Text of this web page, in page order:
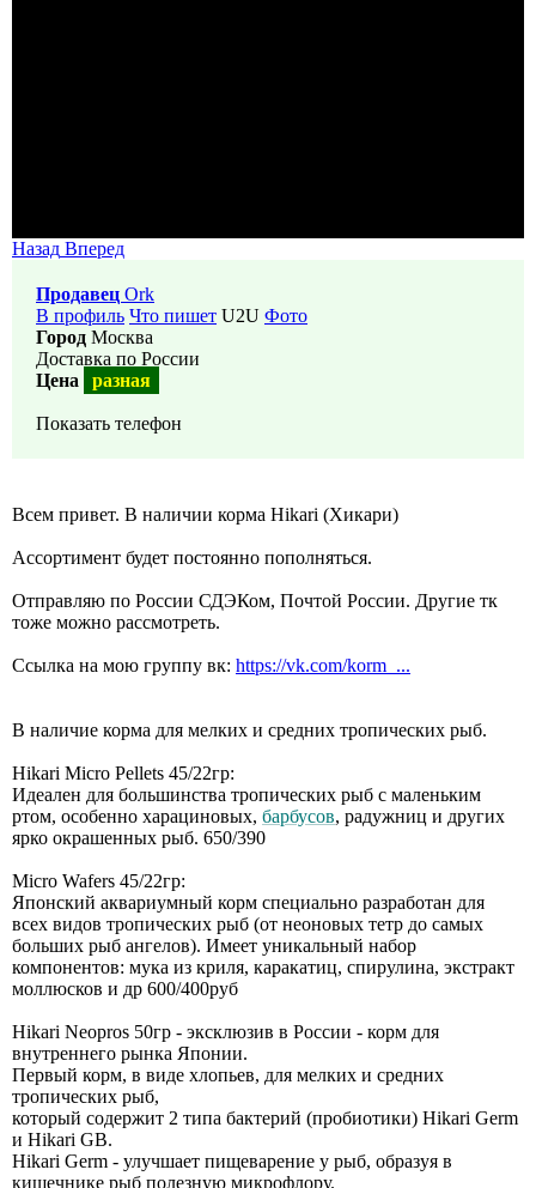
Назад Вперед
Продавец Ork
В профиль Что пишет U2U Фото
Город Москва
Доставка по России
Цена
разная
Показать телефон
Всем привет. В наличии корма Hikari (Хикари)
Ассортимент будет постоянно пополняться.
Отправляю по России СДЭКом, Почтой России. Другие тк
тоже можно рассмотреть.
Ссылка на мою группу вк: https://vk.com/korm_...
В наличие корма для мелких и средних тропических рыб.
Hikari Micro Pellets 45/22гр:
Идеален для большинства тропических рыб с маленьким
ртом, особенно харациновых, барбусов, радужниц и других
ярко окрашенных рыб. 650/390
Micro Wafers 45/22гр:
Японский аквариумный корм специально разработан для
всех видов тропических рыб (от неоновых тетр до самых
больших рыб ангелов). Имеет уникальный набор
компонентов: мука из криля, каракатиц, спирулина, экстракт
моллюсков и др 600/400руб
Hikari Neopros 50гр - эксклюзив в России - корм для
внутреннего рынка Японии.
Первый корм, в виде хлопьев, для мелких и средних
тропических рыб,
который содержит 2 типа бактерий (пробиотики) Hikari Germ
и Hikari GB.
Hikari Germ - улучшает пищеварение у рыб, образуя в
кишечнике рыб полезную микрофлору.